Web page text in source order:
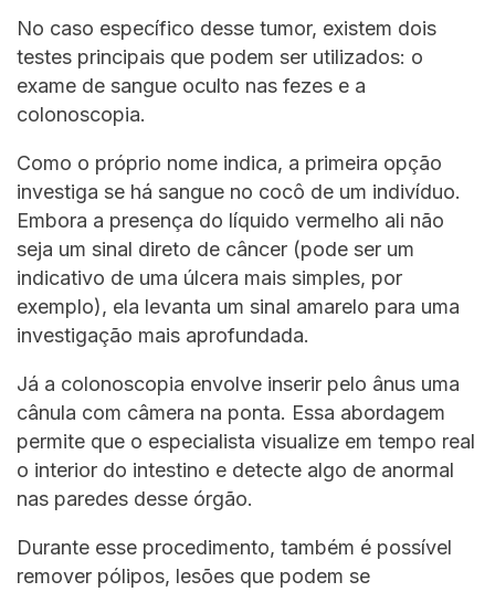
No caso específico desse tumor, existem dois
testes principais que podem ser utilizados: o
exame de sangue oculto nas fezes e a
colonoscopia.
Como o próprio nome indica, a primeira opção
investiga se há sangue no cocô de um indivíduo.
Embora a presença do líquido vermelho ali não
seja um sinal direto de câncer (pode ser um
indicativo de uma úlcera mais simples, por
exemplo), ela levanta um sinal amarelo para uma
investigação mais aprofundada.
Já a colonoscopia envolve inserir pelo ânus uma
cânula com câmera na ponta. Essa abordagem
permite que o especialista visualize em tempo real
o interior do intestino e detecte algo de anormal
nas paredes desse órgão.
Durante esse procedimento, também é possível
remover pólipos, lesões que podem se